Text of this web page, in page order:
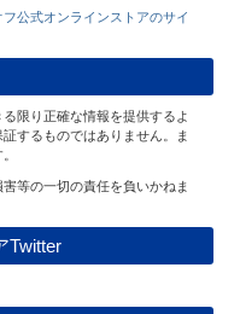
公式オンラインストアのサイ
限り正確な情報を提供するよ
するものではありません。ま
等の一切の責任を負いかねま
Twitter